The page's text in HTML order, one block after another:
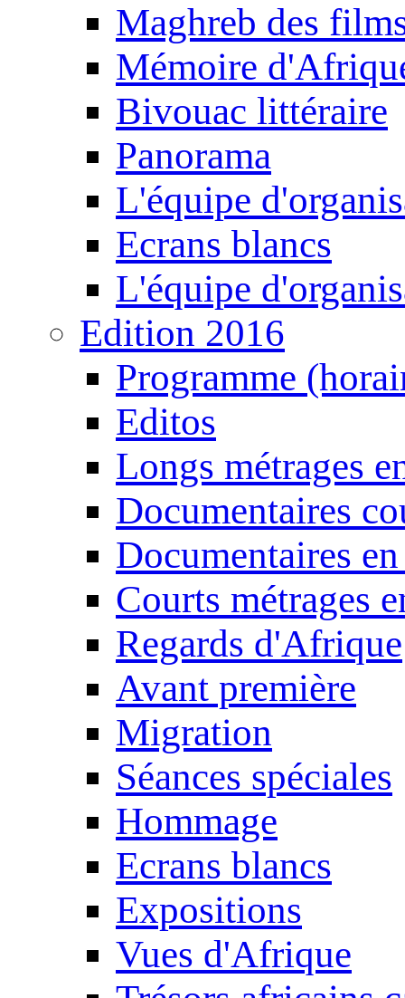
Maghreb des
Mémoire
Bivouac littéraire
Panorama
L'équipe
Ecrans blancs
L'équipe
Edition 2016
Programme
Editos
Longs métrages
Documentaires
Documentaires
Courts métrages
Regards d'Afrique
Avant première
Migration
Séances spéciales
Hommage
Ecrans blancs
Expositions
Vues d'Afrique